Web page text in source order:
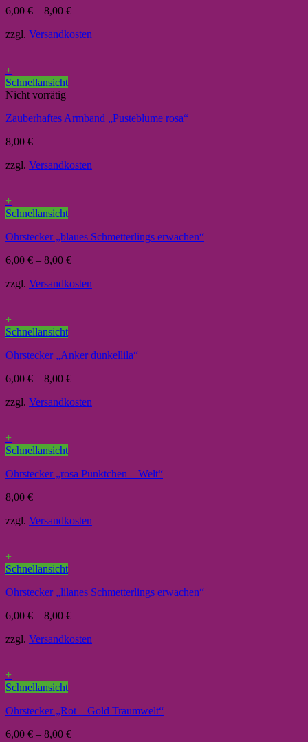
6,00 € – 8,00 €
zzgl. Versandkosten
+
Schnellansicht
Nicht vorrätig
Zauberhaftes Armband „Pusteblume rosa“
8,00 €
zzgl. Versandkosten
+
Schnellansicht
Ohrstecker „blaues Schmetterlings erwachen“
6,00 € – 8,00 €
zzgl. Versandkosten
+
Schnellansicht
Ohrstecker „Anker dunkellila“
6,00 € – 8,00 €
zzgl. Versandkosten
+
Schnellansicht
Ohrstecker „rosa Pünktchen – Welt“
8,00 €
zzgl. Versandkosten
+
Schnellansicht
Ohrstecker „lilanes Schmetterlings erwachen“
6,00 € – 8,00 €
zzgl. Versandkosten
+
Schnellansicht
Ohrstecker „Rot – Gold Traumwelt“
6,00 € – 8,00 €